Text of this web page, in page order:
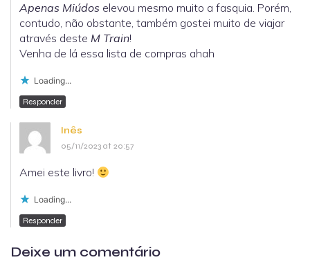
Apenas Miúdos elevou mesmo muito a fasquia. Porém,
contudo, não obstante, também gostei muito de viajar
através deste M Train!
Venha de lá essa lista de compras ahah
Loading...
Responder
Inês
05/11/2023 at 20:57
Amei este livro!
Loading...
Responder
Deixe um comentário